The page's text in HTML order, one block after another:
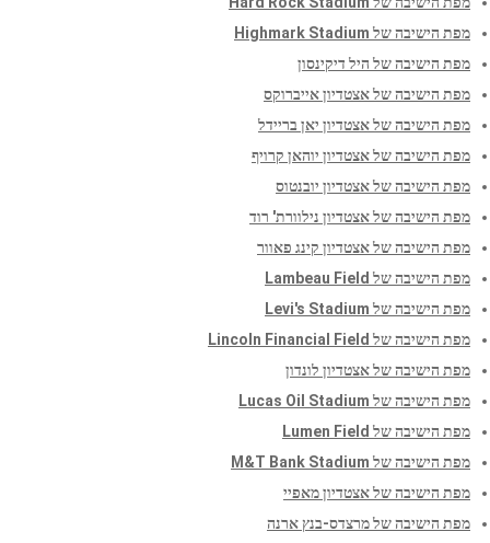
מפת הישיבה של Highmark Stadium
מפת הישיבה של היל דיקינסון
מפת הישיבה של אצטדיון אייברוקס
מפת הישיבה של אצטדיון יאן בריידל
מפת הישיבה של אצטדיון יוהאן קרויף
מפת הישיבה של אצטדיון יובנטוס
מפת הישיבה של אצטדיון נילוורת' רוד
מפת הישיבה של אצטדיון קינג פאוור
מפת הישיבה של Lambeau Field
מפת הישיבה של Levi's Stadium
מפת הישיבה של Lincoln Financial Field
מפת הישיבה של אצטדיון לונדון
מפת הישיבה של Lucas Oil Stadium
מפת הישיבה של Lumen Field
מפת הישיבה של M&T Bank Stadium
מפת הישיבה של אצטדיון מאפיי
מפת הישיבה של מרצדס-בנץ ארנה